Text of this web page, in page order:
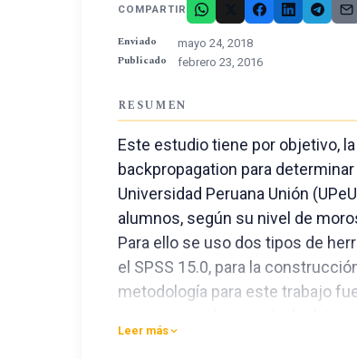
COMPARTIR
Enviado mayo 24, 2018
Publicado febrero 23, 2016
RESUMEN
Este estudio tiene por objetivo,
backpropagation para
Universidad Peruana Unión
alumnos, según su nivel de
Para ello se uso dos tipos de
el SPSS 15.0, para la
metodología para este trabajo
La construcción de las redes
Leer más